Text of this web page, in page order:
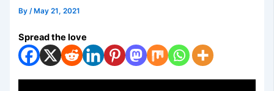
By/ May 21, 2021
Spread the love